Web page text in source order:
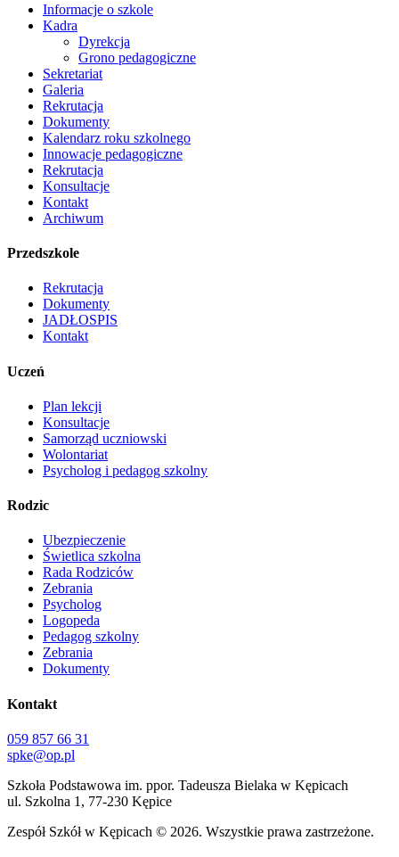
Informacje o szkole
Kadra
Dyrekcja
Grono pedagogiczne
Sekretariat
Galeria
Rekrutacja
Dokumenty
Kalendarz roku szkolnego
Innowacje pedagogiczne
Rekrutacja
Konsultacje
Kontakt
Archiwum
Przedszkole
Rekrutacja
Dokumenty
JADŁOSPIS
Kontakt
Uczeń
Plan lekcji
Konsultacje
Samorząd uczniowski
Wolontariat
Psycholog i pedagog szkolny
Rodzic
Ubezpieczenie
Świetlica szkolna
Rada Rodziców
Zebrania
Psycholog
Logopeda
Pedagog szkolny
Zebrania
Dokumenty
Kontakt
059 857 66 31
spke@op.pl
Szkoła Podstawowa im. ppor. Tadeusza Bielaka w Kępicach
ul. Szkolna 1, 77-230 Kępice
Zespół Szkół w Kępicach © 2026. Wszystkie prawa zastrzeżone.